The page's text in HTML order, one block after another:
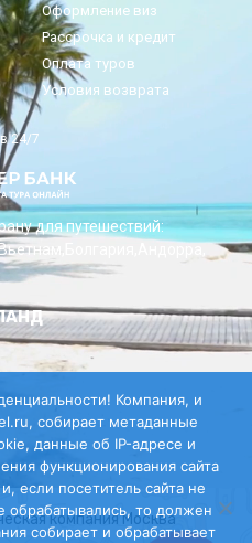
Оформление виз
Рассрочка и кредит
Оплата туров
Условия возврата
24/7
для путешествий:
компания Москва
Компания, и
cобирает метаданные
данные об IP-адресе и
функционирования сайта
если посетитель сайта не
обрабатывались, то должен
собирает и обрабатывает